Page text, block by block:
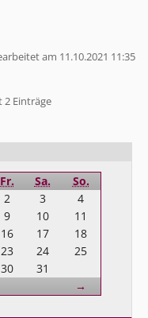
am 11.10.2021 11:35
2 Einträge
Fr. Sa. So.
Vorwärts
→
2 3
4
9 10
11
16 17
18
23 24
25
30 31